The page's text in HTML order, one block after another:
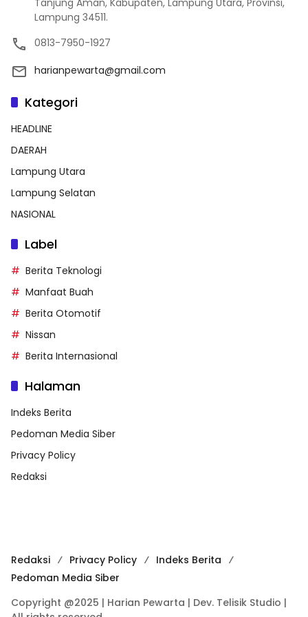
Lampung 34511.
0813-7950-1927
harianpewarta@gmail.com
Kategori
HEADLINE
DAERAH
Lampung Utara
Lampung Selatan
NASIONAL
Label
Berita Teknologi
Manfaat Buah
Berita Otomotif
Nissan
Berita Internasional
Halaman
Indeks Berita
Pedoman Media Siber
Privacy Policy
Redaksi
Redaksi Privacy Policy
Indeks Berita
Pedoman Media Siber
Copyright @2025 | Harian Pewarta | Dev. Telisik Studio |